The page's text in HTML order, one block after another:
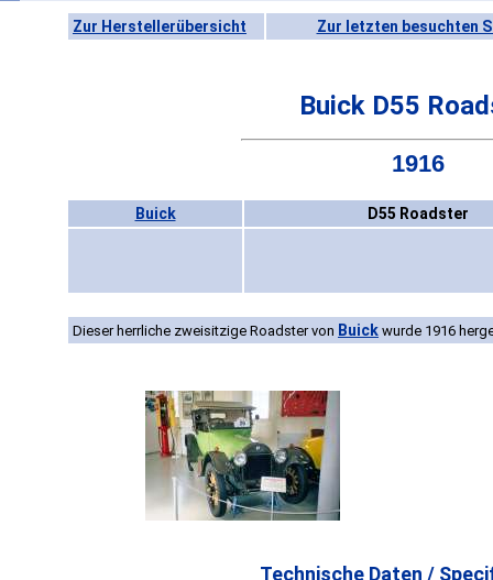
Zur Herstellerübersicht Zur letzten besuchten
Buick D55
1916
Buick D55 Roadster
Dieser herrliche zweisitzige Roadster von Buick wurde 1916
Technische Daten /